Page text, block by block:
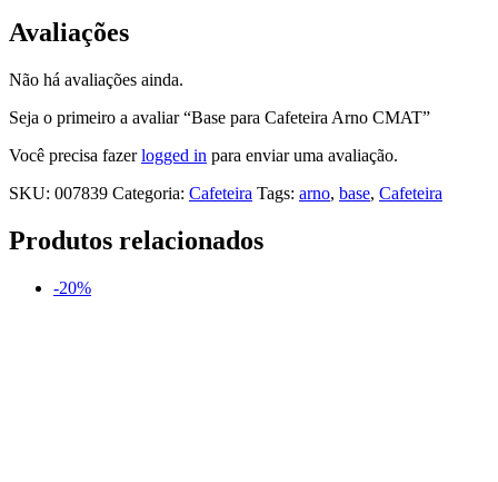
Avaliações
Não há avaliações ainda.
Seja o primeiro a avaliar “Base para Cafeteira Arno CMAT”
Você precisa fazerlogged in para enviar uma avaliação.
SKU: 007839 Categoria: Cafeteira Tags: arno, base, Cafeteira
Produtos relacionados
-20%